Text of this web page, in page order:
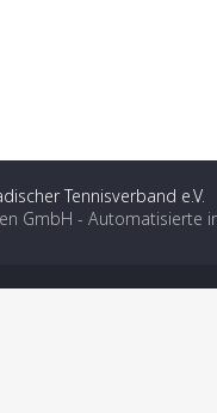
Tennisverband e.V.
GmbH - Automatisierte